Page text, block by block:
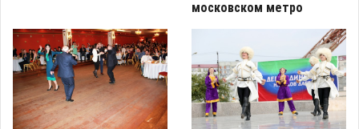
московском метро